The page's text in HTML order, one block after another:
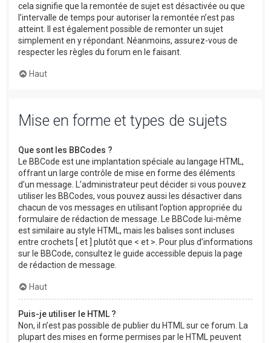
cela signifie que la remontée de sujet est désactivée ou que
l’intervalle de temps pour autoriser la remontée n’est pas
atteint. Il est également possible de remonter un sujet
simplement en y répondant. Néanmoins, assurez-vous de
respecter les règles du forum en le faisant.
Haut
Mise en forme et types de sujets
Que sont les BBCodes ?
Le BBCode est une implantation spéciale au langage HTML,
offrant un large contrôle de mise en forme des éléments
d’un message. L’administrateur peut décider si vous pouvez
utiliser les BBCodes, vous pouvez aussi les désactiver dans
chacun de vos messages en utilisant l’option appropriée du
formulaire de rédaction de message. Le BBCode lui-même
est similaire au style HTML, mais les balises sont incluses
entre crochets [ et ] plutôt que < et >. Pour plus d’informations
sur le BBCode, consultez le guide accessible depuis la page
de rédaction de message.
Haut
Puis-je utiliser le HTML ?
Non, il n’est pas possible de publier du HTML sur ce forum. La
plupart des mises en forme permises par le HTML peuvent